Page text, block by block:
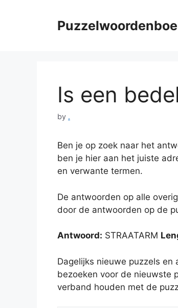
Is een
by .
Ben je op zoek naar het
ben je hier aan het juiste
en verwante termen.
De antwoorden op alle
door de antwoorden op de
Antwoord: STRAATARM
Dagelijks nieuwe puzzels
bezoeken voor de nieuwste
verband houden met de